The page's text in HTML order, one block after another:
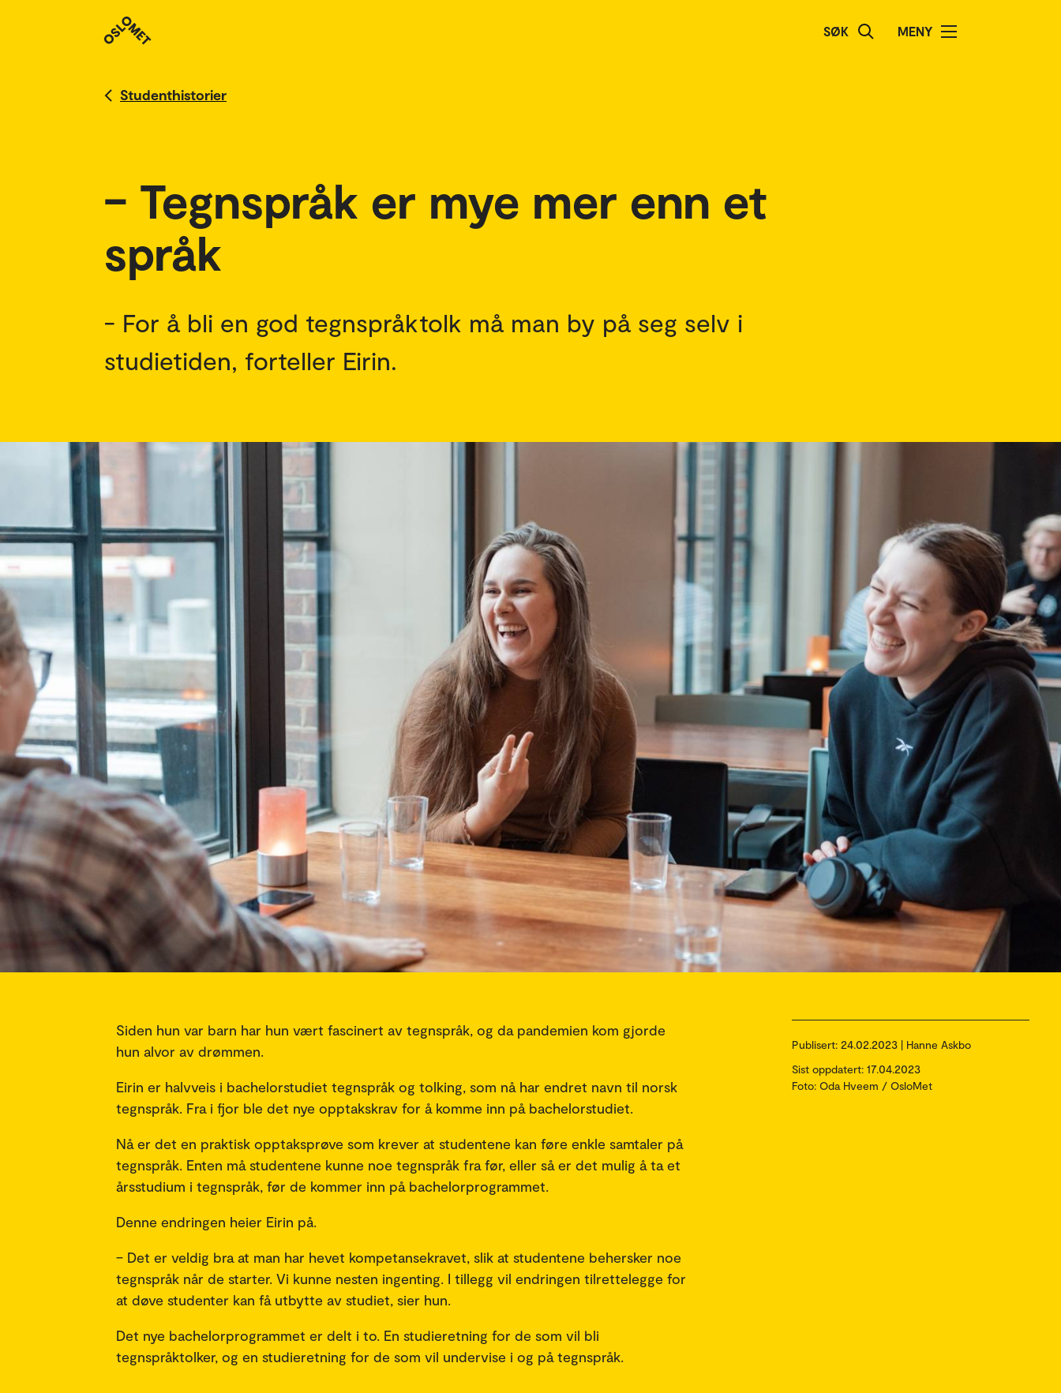
SØK MENY
Studenthistorier
– Tegnspråk er mye mer enn et
språk
- For å bli en god tegnspråktolk må man by på seg selv i
studietiden, forteller Eirin.
Publisert: 24.02.2023 | Hanne Askbo
Sist oppdatert: 17.04.2023
Foto: Oda Hveem / OsloMet
Siden hun var barn har hun vært fascinert av tegnspråk, og da pandemien kom gjorde
hun alvor av drømmen.
Eirin er halvveis i bachelorstudiet tegnspråk og tolking, som nå har endret navn til norsk
tegnspråk. Fra i fjor ble det nye opptakskrav for å komme inn på bachelorstudiet.
Nå er det en praktisk opptaksprøve som krever at studentene kan føre enkle samtaler på
tegnspråk. Enten må studentene kunne noe tegnspråk fra før, eller så er det mulig å ta et
årsstudium i tegnspråk, før de kommer inn på bachelorprogrammet.
Denne endringen heier Eirin på.
– Det er veldig bra at man har hevet kompetansekravet, slik at studentene behersker noe
tegnspråk når de starter. Vi kunne nesten ingenting. I tillegg vil endringen tilrettelegge for
at døve studenter kan få utbytte av studiet, sier hun.
Det nye bachelorprogrammet er delt i to. En studieretning for de som vil bli
tegnspråktolker, og en studieretning for de som vil undervise i og på tegnspråk.